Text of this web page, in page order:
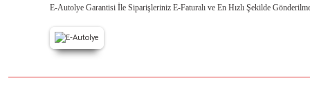
E-Autolye Garantisi İle Siparişleriniz E-Faturalı ve En Hızlı Şekilde